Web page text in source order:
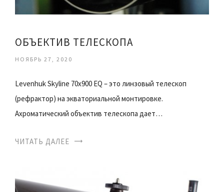
ОБЪЕКТИВ ТЕЛЕСКОПА
НОЯБРЬ 27, 2020
Levenhuk Skyline 70х900 EQ – это линзовый телескоп
(рефрактор) на экваториальной монтировке.
Ахроматический объектив телескопа дает…
ЧИТАТЬ ДАЛЕЕ